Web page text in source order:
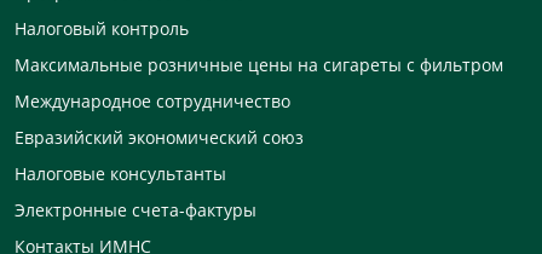
Налоговый контроль
Максимальные розничные цены на сигареты с фильтром
Международное сотрудничество
Евразийский экономический союз
Налоговые консультанты
Электронные счета-фактуры
Контакты ИМНС